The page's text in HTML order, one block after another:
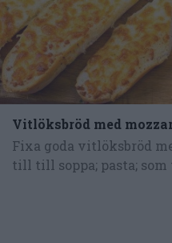
Vitlöksbröd med
Fixa goda vitlöksbröd
till till soppa; pasta; som